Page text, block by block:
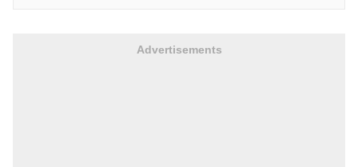
Advertisements